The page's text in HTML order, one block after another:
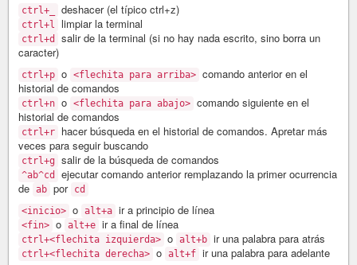
ctrl+_ deshacer (el típico ctrl+z)
ctrl+l limpiar la terminal
ctrl+d
salir de la terminal (si no hay nada escrito, sino borra un
caracter)
ctrl+p o <flechita para arriba> comando anterior en el
historial de comandos
ctrl+n o <flechita para abajo> comando siguiente en el
historial de comandos
ctrl+r
hacer búsqueda en el historial de comandos. Apretar más
veces para seguir buscando
ctrl+g salir de la búsqueda de comandos
^ab^cd
ejecutar comando anterior remplazando la primer ocurrencia
de ab por cd
<inicio> o alt+a ir a principio de línea
<fin> o alt+e ir a final de línea
ctrl+<flechita izquierda> o alt+b ir una palabra para atrás
ctrl+<flechita derecha> o alt+f ir una palabra para adelante